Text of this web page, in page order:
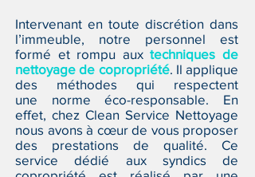
Intervenant en toute discrétion dans
l’immeuble, notre personnel est
formé et rompu auxtechniques de
nettoyage de copropriété. Il applique
des méthodes qui respectent
une norme éco-responsable. En
effet, chez Clean Service Nettoyage
nous avons à cœur de vous proposer
des prestations de qualité. Ce
service dédié aux syndics de